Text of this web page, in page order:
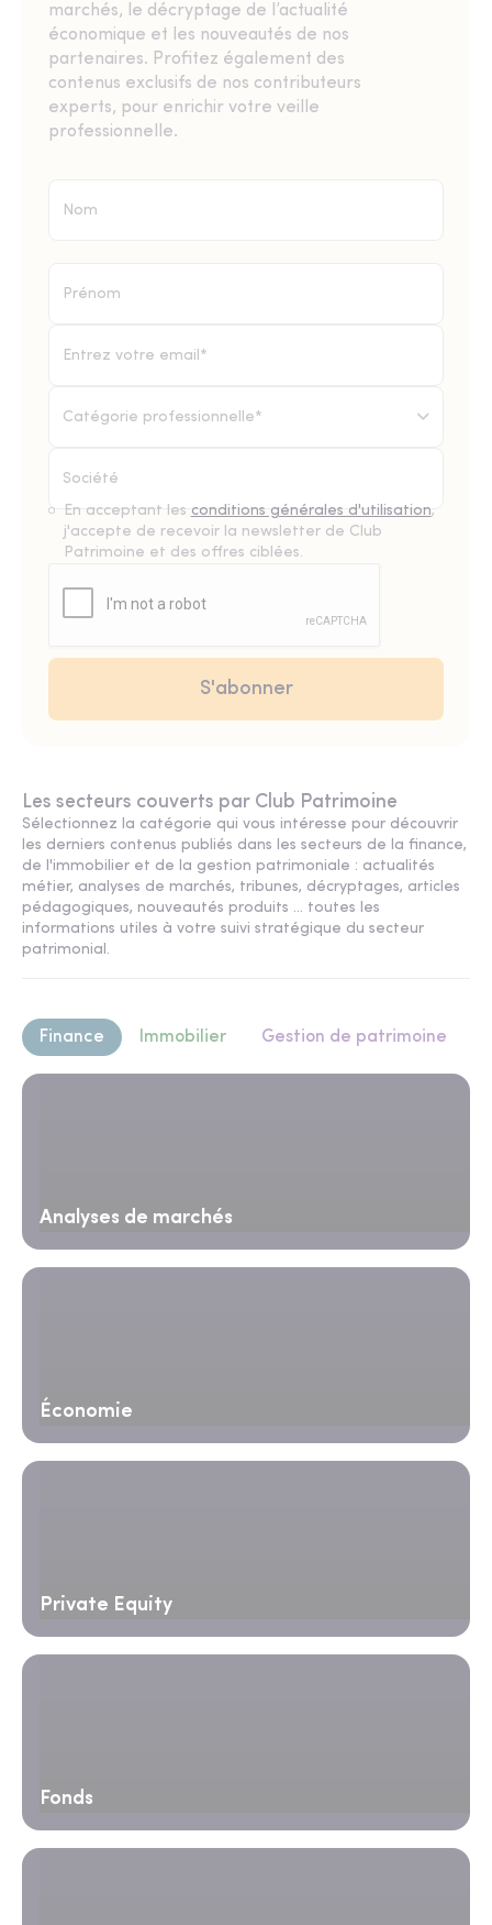
marchés, le décryptage de l’actualité
économique et les nouveautés de nos
partenaires. Profitez également des
contenus exclusifs de nos contributeurs
experts, pour enrichir votre veille
professionnelle.
Catégorie professionnelle*
En acceptant les conditions générales d'utilisation,
j'accepte de recevoir la newsletter de Club
Patrimoine et des offres ciblées.
Les secteurs couverts par Club Patrimoine
Sélectionnez la catégorie qui vous intéresse pour découvrir
les derniers contenus publiés dans les secteurs de la finance,
de l'immobilier et de la gestion patrimoniale : actualités
métier, analyses de marchés, tribunes, décryptages, articles
pédagogiques, nouveautés produits ... toutes les
informations utiles à votre suivi stratégique du secteur
patrimonial.
Finance Immobilier Gestion de patrimoine
Analyses de marchés
Économie
Private Equity
Fonds